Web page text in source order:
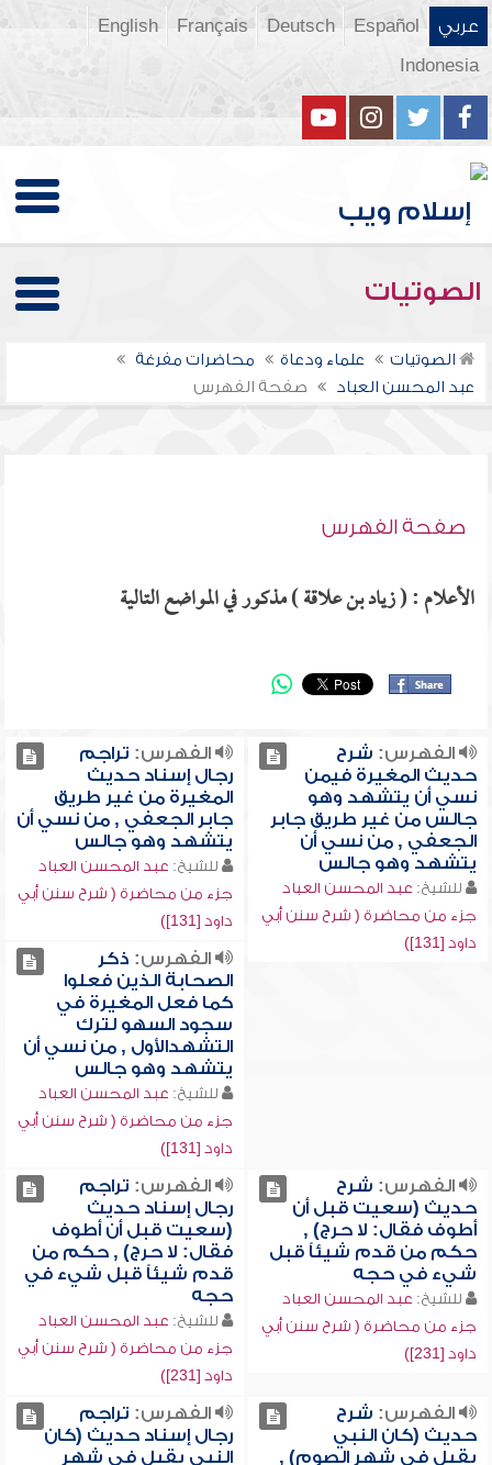
عربي Español
Deutsch
Français
English
Indonesia
الصوتيات
الصوتيات علماء ودعاة
محاضرات مفرغة
عبد المحسن العباد
صفحة الفهرس
صفحة الفهرس
الأعلام : ( زياد بن علاقة ) مذكور في المواضع التالية
الفهرس: شرح
حديث المغيرة فيمن
نسي أن يتشهد وهو
جالس من غير طريق جابر
الجعفي , من نسي أن
يتشهد وهو جالس
للشيخ: عبد المحسن العباد
جزء من محاضرة ( شرح سنن أبي
داود [131])
الفهرس: تراجم
رجال إسناد حديث
المغيرة من غير طريق
جابر الجعفي , من نسي أن
يتشهد وهو جالس
للشيخ: عبد المحسن العباد
جزء من محاضرة ( شرح سنن أبي
داود [131])
الفهرس: ذكر
الصحابة الذين فعلوا
كما فعل المغيرة في
سجود السهو لترك
التشهدالأول , من نسي أن
يتشهد وهو جالس
للشيخ: عبد المحسن العباد
جزء من محاضرة ( شرح سنن أبي
داود [131])
الفهرس: شرح
حديث (سعيت قبل أن
أطوف فقال: لا حرج) ,
حكم من قدم شيئاً قبل
شيء في حجه
للشيخ: عبد المحسن العباد
جزء من محاضرة ( شرح سنن أبي
داود [231])
الفهرس: تراجم
رجال إسناد حديث
(سعيت قبل أن أطوف
فقال: لا حرج) , حكم من
قدم شيئاً قبل شيء في
حجه
للشيخ: عبد المحسن العباد
جزء من محاضرة ( شرح سنن أبي
داود [231])
الفهرس: شرح
حديث (كان النبي
يقبل في شهر الصوم) ,
الفهرس: تراجم
رجال إسناد حديث (كان
النبي يقبل في شهر